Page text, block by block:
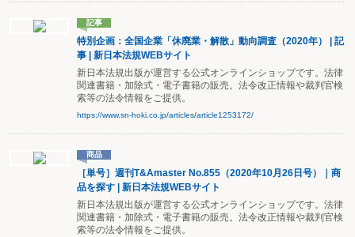
記事
特別企画：全国企業「休廃業・解散」動向調査（2020年） | 記
事 | 新日本法規WEBサイト
新日本法規出版が運営する公式オンラインショップです。法律
関連書籍・加除式・電子書籍の販売。法令改正情報や裁判官検
索等の法令情報をご提供。
https://www.sn-hoki.co.jp/articles/article1253172/
商品
［単号］週刊T&Amaster No.855（2020年10月26日号）｜商
品を探す | 新日本法規WEBサイト
新日本法規出版が運営する公式オンラインショップです。法律
関連書籍・加除式・電子書籍の販売。法令改正情報や裁判官検
索等の法令情報をご提供。